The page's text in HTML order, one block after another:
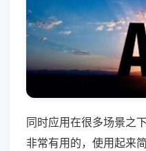
同时应用在很多场景之
非常有用的，使用起来